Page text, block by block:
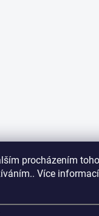
procházením
Více informací